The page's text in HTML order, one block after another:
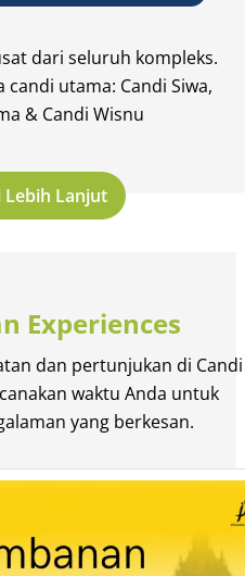
dari seluruh kompleks.
utama: Candi Siwa,
& Candi Wisnu
Lebih Lanjut
Experiences
dan pertunjukan di Candi
waktu Anda untuk
yang berkesan.